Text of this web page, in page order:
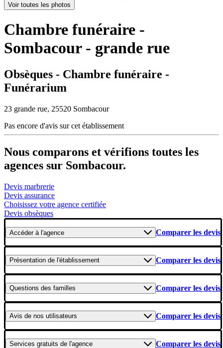
Voir toutes les photos
Chambre funéraire -
Sombacour - grande rue
Obsèques - Chambre funéraire -
Funérarium
23 grande rue, 25520 Sombacour
Pas encore d'avis sur cet établissement
Nous comparons et vérifions toutes les
agences sur Sombacour.
Devis marbrerie
Devis assurance
Choisissez votre agence certifiée
Devis obsèques
Accéderà l'agence Comparer les devis
Présentation de l'établissement Comparer les devis
Questions des familles Comparer les devis
Avis de nos utilisateurs Comparer les devis
Services gratuits de l'agence Comparer les devis